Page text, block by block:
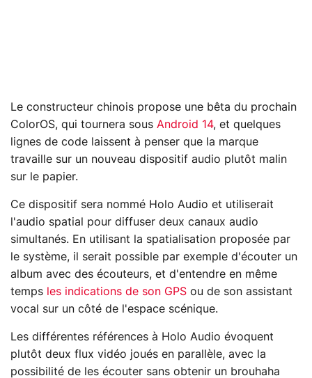
Le constructeur chinois propose une bêta du prochain
ColorOS, qui tournera sous Android 14, et quelques
lignes de code laissent à penser que la marque
travaille sur un nouveau dispositif audio plutôt malin
sur le papier.
Ce dispositif sera nommé Holo Audio et utiliserait
l'audio spatial pour diffuser deux canaux audio
simultanés. En utilisant la spatialisation proposée par
le système, il serait possible par exemple d'écouter un
album avec des écouteurs, et d'entendre en même
temps les indications de son GPS ou de son assistant
vocal sur un côté de l'espace scénique.
Les différentes références à Holo Audio évoquent
plutôt deux flux vidéo joués en parallèle, avec la
possibilité de les écouter sans obtenir un brouhaha